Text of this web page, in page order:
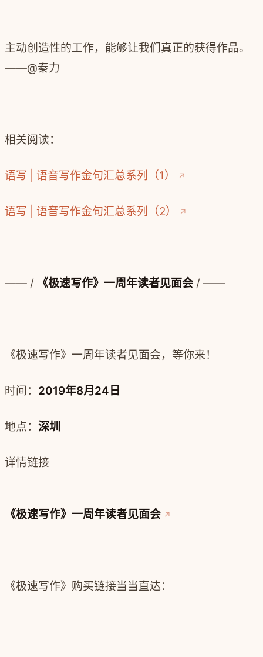
主动创造性的工作，能够让我们真正的获得作品。
——@秦力
相关阅读：
语写 | 语音写作金句汇总系列（1）
语写 | 语音写作金句汇总系列（2）
—— / 《极速写作》一周年读者见面会 / ——
《极速写作》一周年读者见面会， 等你来！
时间： 2019年8月24日
地点： 深圳
详情链接